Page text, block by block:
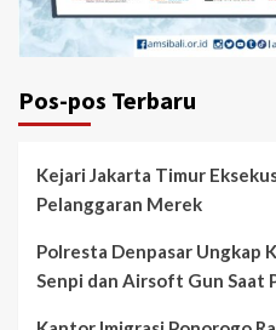
Pos-pos Terbaru
Kejari Jakarta Timur
Pelanggaran Merek
Polresta Denpasar Ungkap
Senpi dan Airsoft Gun Saat